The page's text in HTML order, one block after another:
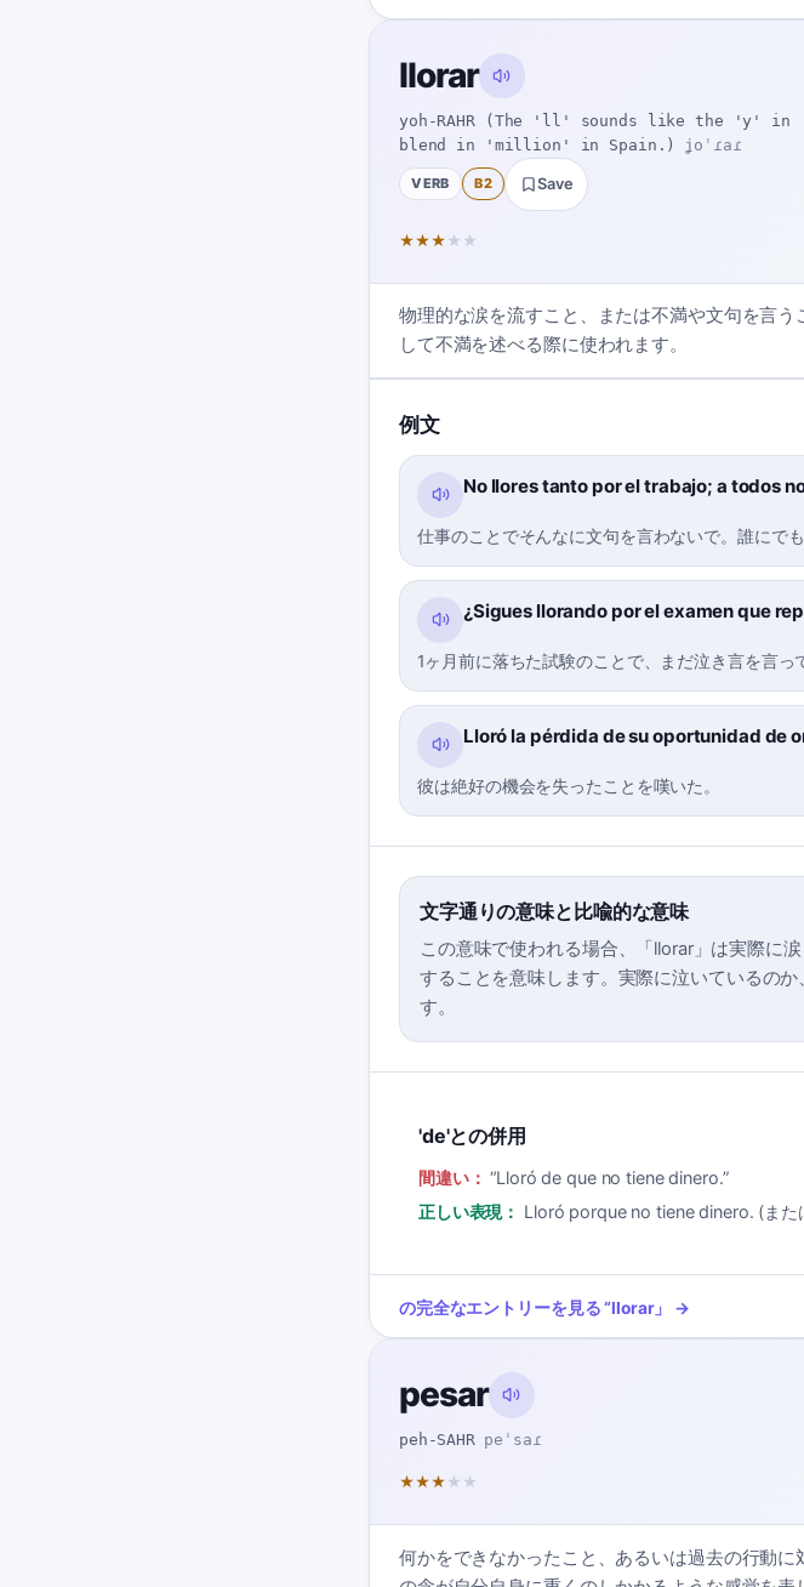
llorar
yoh-RAHR (The 'll' sounds like the 'y'
blend in 'million' in Spain.)
ʝoˈɾaɾ
VERB B2 Save
★★★ ★ ★
物理的な涙を流すこと、または不満や文句を言
して不満を述べる際に使われます。
例文
No llores tanto por el trabajo; a todos
仕事のことでそんなに文句を言わないで。誰にでも
¿Sigues llorando por el examen que
1ヶ月前に落ちた試験のことで、まだ泣き言を言っ
Lloró la pérdida de su oportunidad de
彼は絶好の機会を失ったことを嘆いた。
文字通りの意味と比喩的な意味
この意味で使われる場合、「llorar」は実際に
することを意味します。実際に泣いているの
す。
'de'との併用
間違い： “Lloró de que no tiene dinero.”
正しい表現： Lloró porque no tiene dinero. (ま
の完全なエントリーを見る“llorar」 →
pesar
peh-SAHR peˈsaɾ
★★★ ★ ★
何かをできなかったこと、あるいは過去の行動